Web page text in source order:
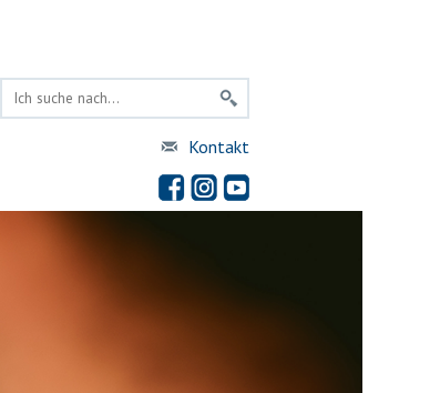
Kontakt